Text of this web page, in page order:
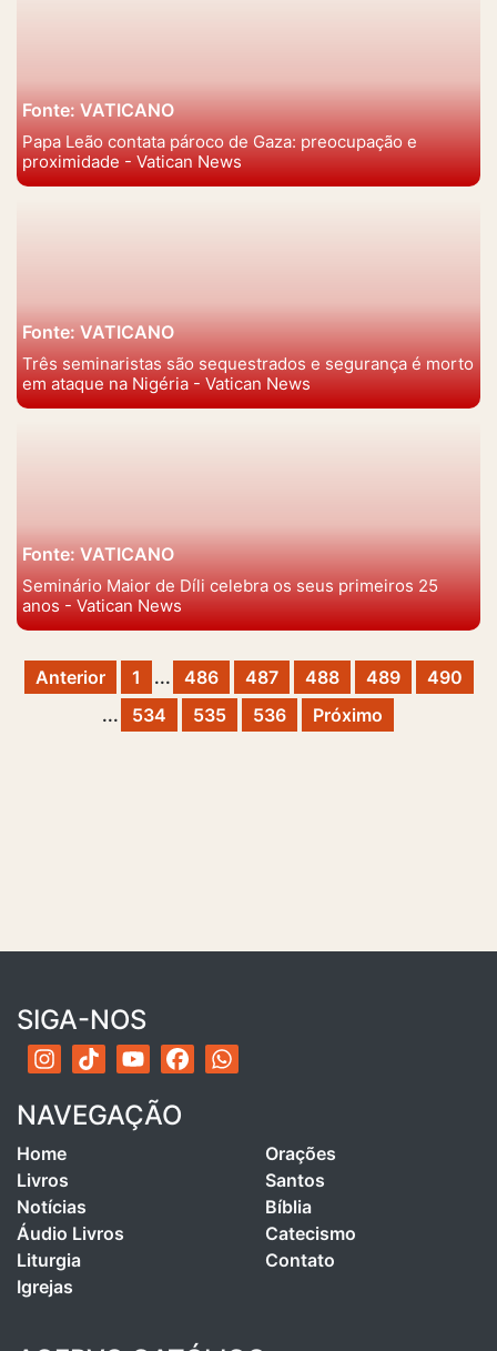
Fonte: VATICANO
Papa Leão contata pároco de Gaza: preocupação e
proximidade - Vatican News
Fonte: VATICANO
Três seminaristas são sequestrados e segurança é morto
em ataque na Nigéria - Vatican News
Fonte: VATICANO
Seminário Maior de Díli celebra os seus primeiros 25
anos - Vatican News
Anterior 1 ... 486 487 488 489
490
...
534 535 536 Próximo
SIGA-NOS
NAVEGAÇÃO
Home
Livros
Notícias
Áudio Livros
Liturgia
Igrejas
Orações
Santos
Bíblia
Catecismo
Contato